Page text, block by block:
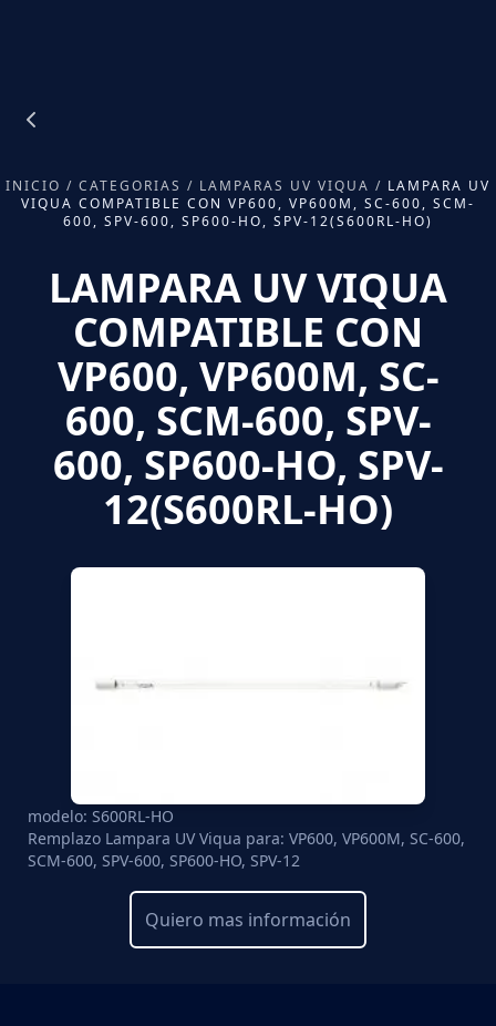
INICIO / CATEGORIAS / LAMPARAS UV VIQUA / LAMPARA UV
VIQUA COMPATIBLE CON VP600, VP600M, SC-600, SCM-
600, SPV-600, SP600-HO, SPV-12(S600RL-HO)
LAMPARA UV VIQUA
COMPATIBLE CON
VP600, VP600M, SC-
600, SCM-600, SPV-
600, SP600-HO, SPV-
12(S600RL-HO)
modelo: S600RL-HO
Remplazo Lampara UV Viqua para: VP600, VP600M, SC-600,
SCM-600, SPV-600, SP600-HO, SPV-12
Quiero mas información